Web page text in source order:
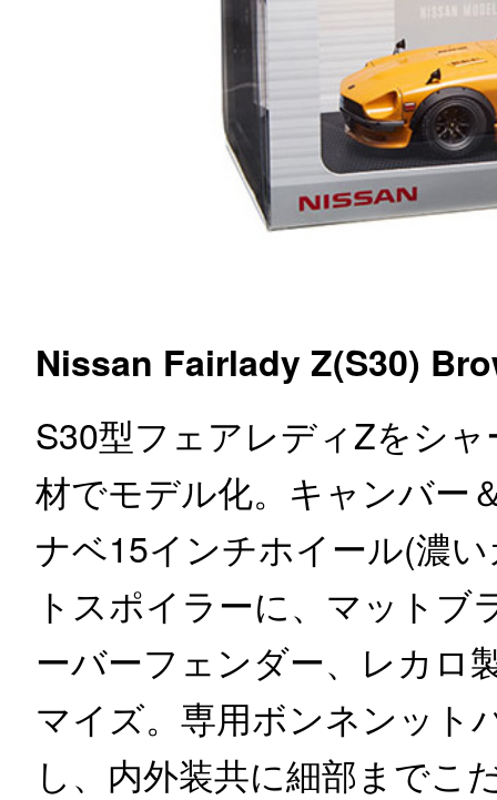
Nissan Fairlady Z(S30)
S30型フェアレディZをシ
材でモデル化。キャンバー
ナベ15インチホイール(濃
トスポイラーに、マット
ーバーフェンダー、レカロ
マイズ。専用ボンネンット
し、内外装共に細部までこ